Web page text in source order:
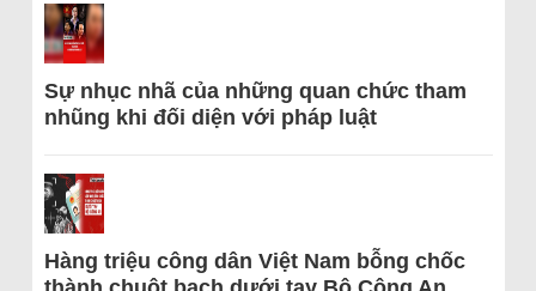
Sự nhục nhã của những quan chức tham
nhũng khi đối diện với pháp luật
Hàng triệu công dân Việt Nam bỗng chốc